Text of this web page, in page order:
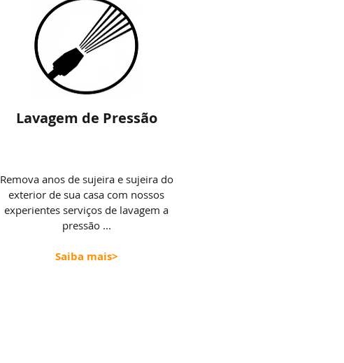
Lavagem de Pressão
Remova anos de sujeira e sujeira do
exterior de sua casa com nossos
experientes serviços de lavagem a
pressão ...
Saiba mais>